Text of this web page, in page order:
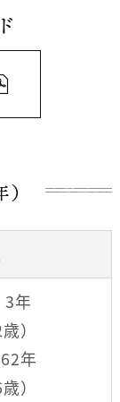
3年
）
年
）